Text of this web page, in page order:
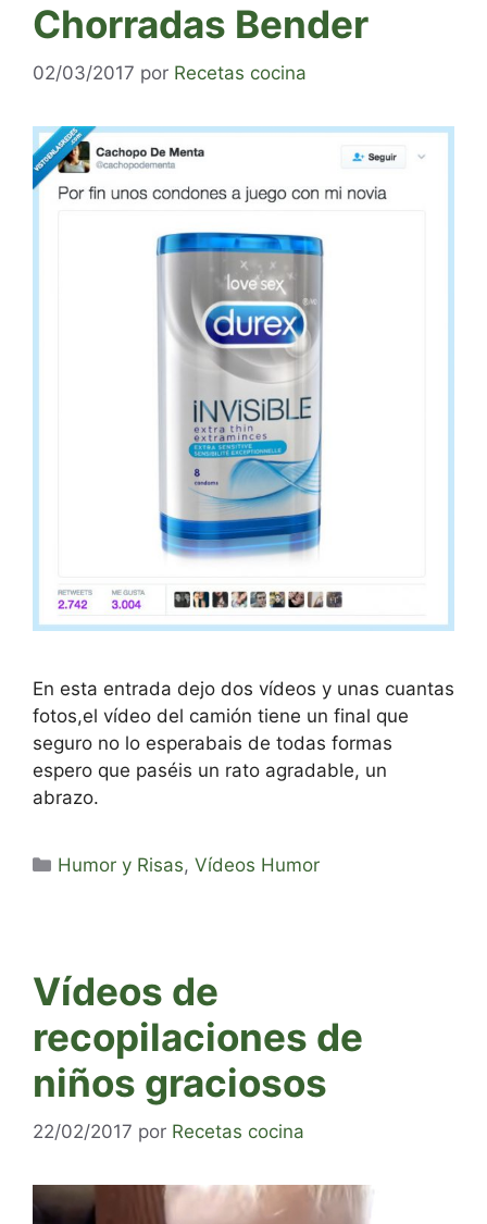
Chorradas Bender
02/03/2017 por Recetas cocina
En esta entrada dejo dos vídeos y unas cuantas
fotos,el vídeo del camión tiene un final que
seguro no lo esperabais de todas formas
espero que paséis un rato agradable, un
abrazo.
Categorías
Humor y Risas,Vídeos Humor
Vídeos de
recopilaciones de
niños graciosos
22/02/2017 por Recetas cocina